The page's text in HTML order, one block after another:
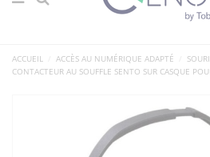
ACCUEIL ACCÈS AU NUMÉRIQUE ADAPTÉ
CONTACTEUR AU SOUFFLE SENTO SUR CASQUE